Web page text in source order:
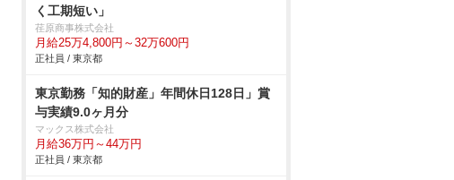
く工期短い」
荏原商事株式会社
月給25万4,800円～32万600円
正社員 / 東京都
東京勤務「知的財産」年間休日128日」賞
与実績9.0ヶ月分
マックス株式会社
月給36万円～44万円
正社員 / 東京都